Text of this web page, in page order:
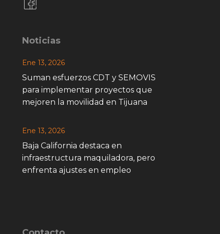
Noticias
Suman esfuerzos CDT y SEMOVIS
para implementar proyectos que
mejoren la movilidad en Tijuana
Ene 13, 2026
Baja California destaca en
infraestructura maquiladora, pero
enfrenta ajustes en empleo
Ene 13, 2026